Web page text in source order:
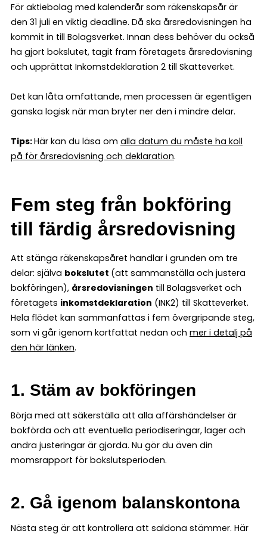
För aktiebolag med kalenderår som räkenskapsår är
den 31 juli en viktig deadline. Då ska årsredovisningen ha
kommit in till Bolagsverket. Innan dess behöver du också
ha gjort bokslutet, tagit fram företagets årsredovisning
och upprättat Inkomstdeklaration 2 till Skatteverket.
Det kan låta omfattande, men processen är egentligen
ganska logisk när man bryter ner den i mindre delar.
Tips:Här kan du läsa om alla datum du måste ha koll
på för årsredovisning och deklaration.
Fem steg från bokföring
till färdig årsredovisning
Att stänga räkenskapsåret handlar i grunden om tre
delar: själva bokslutet (att sammanställa och justera
bokföringen), årsredovisningen till Bolagsverket och
företagets inkomstdeklaration (INK2) till Skatteverket.
Hela flödet kan sammanfattas i fem övergripande steg,
som vi går igenom kortfattat nedan och mer i detalj på
den här länken.
1. Stäm av bokföringen
Börja med att säkerställa att alla affärshändelser är
bokförda och att eventuella periodiseringar, lager och
andra justeringar är gjorda. Nu gör du även din
momsrapport för bokslutsperioden.
2. Gå igenom balanskontona
Nästa steg är att kontrollera att saldona stämmer. Här